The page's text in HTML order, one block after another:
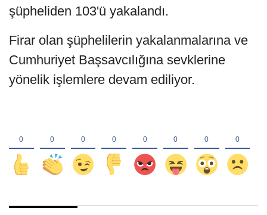
şüpheliden 103'ü yakalandı.
Firar olan şüphelilerin yakalanmalarına ve
Cumhuriyet Başsavcılığına sevklerine
yönelik işlemlere devam ediliyor.